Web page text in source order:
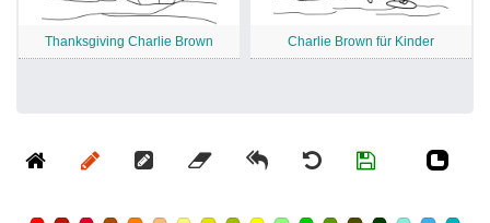
Thanksgiving Charlie Brown Charlie Brown für Kinder